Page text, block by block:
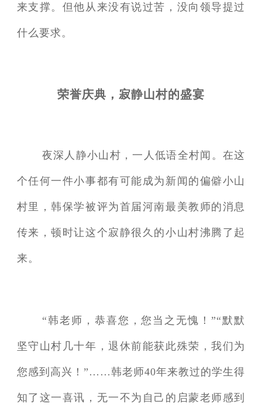
来支撑。但他从来没有说过苦，没向领导提过
什么要求。
荣誉庆典，寂静山村的盛宴
夜深人静小山村，一人低语全村闻。在这
个任何一件小事都有可能成为新闻的偏僻小山
村里，韩保学被评为首届河南最美教师的消息
传来，顿时让这个寂静很久的小山村沸腾了起
来。
“韩老师，恭喜您，您当之无愧！”“默默
坚守山村几十年，退休前能获此殊荣，我们为
您感到高兴！”……韩老师40年来教过的学生得
知了这一喜讯，无一不为自己的启蒙老师感到